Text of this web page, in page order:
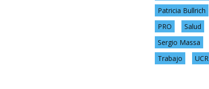
Patricia Bullrich
PRO
Salud
Sergio Massa
Trabajo
UCR